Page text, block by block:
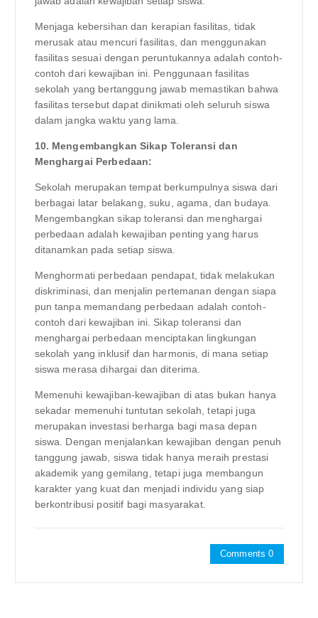
Menjaga kebersihan dan kerapian fasilitas, tidak
merusak atau mencuri fasilitas, dan menggunakan
fasilitas sesuai dengan peruntukannya adalah contoh-
contoh dari kewajiban ini. Penggunaan fasilitas
sekolah yang bertanggung jawab memastikan bahwa
fasilitas tersebut dapat dinikmati oleh seluruh siswa
dalam jangka waktu yang lama.
10. Mengembangkan Sikap Toleransi dan
Menghargai Perbedaan:
Sekolah merupakan tempat berkumpulnya siswa dari
berbagai latar belakang, suku, agama, dan budaya.
Mengembangkan sikap toleransi dan menghargai
perbedaan adalah kewajiban penting yang harus
ditanamkan pada setiap siswa.
Menghormati perbedaan pendapat, tidak melakukan
diskriminasi, dan menjalin pertemanan dengan siapa
pun tanpa memandang perbedaan adalah contoh-
contoh dari kewajiban ini. Sikap toleransi dan
menghargai perbedaan menciptakan lingkungan
sekolah yang inklusif dan harmonis, di mana setiap
siswa merasa dihargai dan diterima.
Memenuhi kewajiban-kewajiban di atas bukan hanya
sekadar memenuhi tuntutan sekolah, tetapi juga
merupakan investasi berharga bagi masa depan
siswa. Dengan menjalankan kewajiban dengan penuh
tanggung jawab, siswa tidak hanya meraih prestasi
akademik yang gemilang, tetapi juga membangun
karakter yang kuat dan menjadi individu yang siap
berkontribusi positif bagi masyarakat.
Comments 0